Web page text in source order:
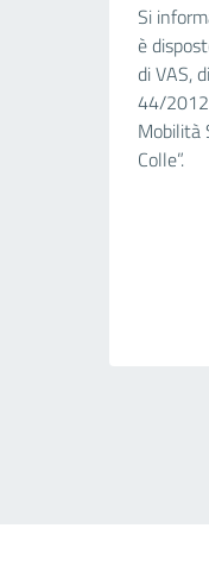
Si
è
di VAS,
44/2012
Mobilità
Colle”.